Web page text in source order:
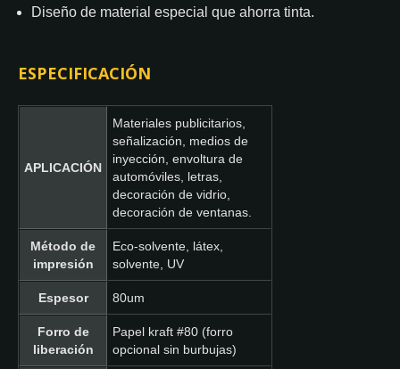
Diseño de material especial que ahorra tinta.
ESPECIFICACIÓN
APLICACIÓN
Materiales publicitarios,
señalización, medios de
inyección, envoltura de
automóviles, letras,
decoración de vidrio,
decoración de ventanas.
Método de
impresión
Eco-solvente, látex,
solvente, UV
Espesor 80um
Forro de
liberación
Papel kraft #80 (forro
opcional sin burbujas)